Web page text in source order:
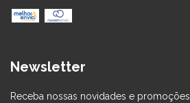
Newsletter
Receba nossas novidades e promoções.